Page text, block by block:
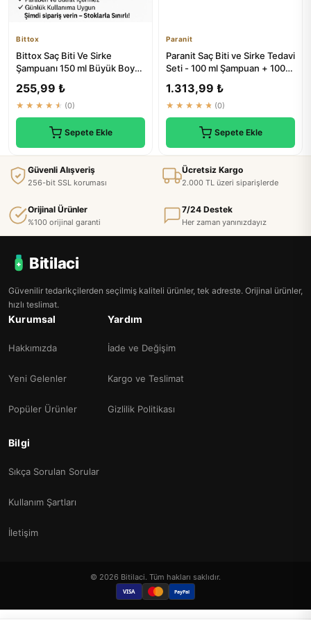
Bittox
Bittox Saç Biti Ve Sirke
Şampuanı 150 ml Büyük Boy
255,99 ₺
★★★★★ (0)
Sepete Ekle
Paranit
Paranit Saç Biti ve Sirke Tedavi
Seti - 100 ml Şampuan + 100
1.313,99 ₺
★★★★★ (0)
Sepete Ekle
Güvenli Alışveriş
256-bit SSL koruması
Ücretsiz Kargo
2.000 TL üzeri siparişlerde
Orijinal Ürünler
%100 orijinal garanti
7/24 Destek
Her zaman yanınızdayız
Bitilaci
Güvenilir tedarikçilerden seçilmiş kaliteli ürünler, tek adreste. Orijinal ürünler,
hızlı teslimat.
Kurumsal
Hakkımızda
Yeni Gelenler
Popüler Ürünler
Yardım
İade ve Değişim
Kargo ve Teslimat
Gizlilik Politikası
Bilgi
Sıkça Sorulan Sorular
Kullanım Şartları
İletişim
© 2026 Bitilaci. Tüm hakları saklıdır.
VISA PayPal